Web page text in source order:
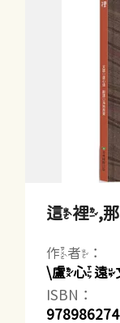
這裡,
作者：
\盧心遠
ISBN：